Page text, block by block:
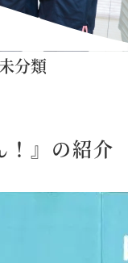
分類
！』の紹介